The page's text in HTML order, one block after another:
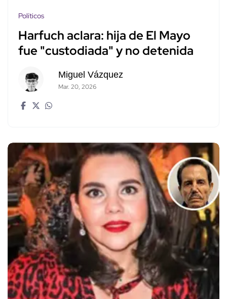
Políticos
Harfuch aclara: hija de El Mayo
fue "custodiada" y no detenida
Miguel Vázquez
Mar. 20, 2026